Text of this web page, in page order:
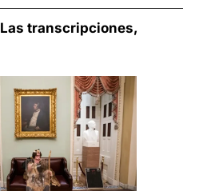
Las transcripciones,